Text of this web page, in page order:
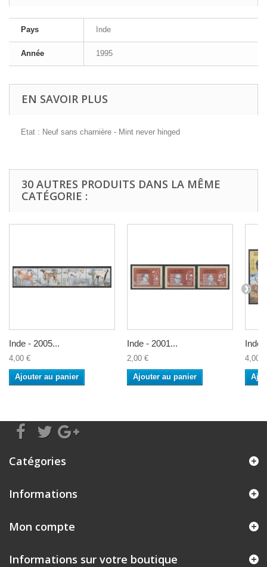
Pays Inde
Année 1995
EN SAVOIR PLUS
Etat : Neuf sans charnière - Mint never hinged
30 AUTRES PRODUITS DANS LA MÊME
CATÉGORIE :
Inde - 2005...
4,00 €
Ajouter au panier
Inde - 2001...
2,00 €
Ajouter au panier
Inde
4,00 €
Catégories
Informations
Mon compte
Informations sur votre boutique